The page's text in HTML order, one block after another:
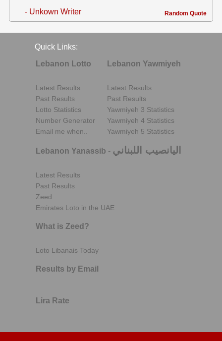
- Unkown Writer Random Quote
Quick Links:
Lebanon Lotto
Latest Results
Past Results
Lotto Statistics
Number Generator
Email me when..
Lebanon Yawmiyeh
Latest Results
Past Results
Yawmiyeh 3 Statistics
Yawmiyeh 4 Statistics
Yawmiyeh 5 Statistics
Lebanon Yanassib - اليانصيب اللبناني
Latest Results
Past Results
Zeed
Emirates Loto in the UAE
What is Zeed?
Loto Libanais Today
Results by Email
Lira Rate